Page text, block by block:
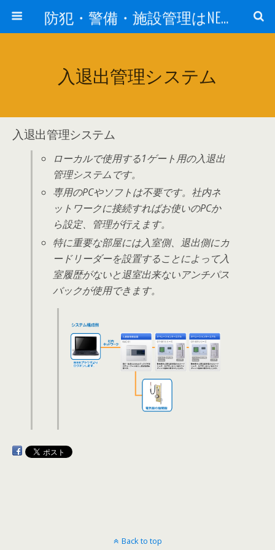
防犯・警備・施設管理はNEXT－ALERT：東北警備保障株式会社
入退出管理システム
入退出管理システム
ローカルで使用する1ゲート用の入退出
管理システムです。
専用のPCやソフトは不要です。社内ネ
ットワークに接続すればお使いのPCか
ら設定、管理が行えます。
特に重要な部屋には入室側、退出側にカ
ードリーダーを設置することによって入
室履歴がないと退室出来ないアンチパス
バックが使用できます。
Back to top